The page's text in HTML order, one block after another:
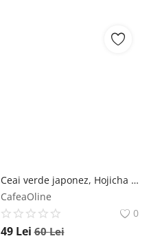
Ceai verde japonez, Hojicha Organic 60g - Default Title Moya
CafeaOline
0
49 Lei 60Lei